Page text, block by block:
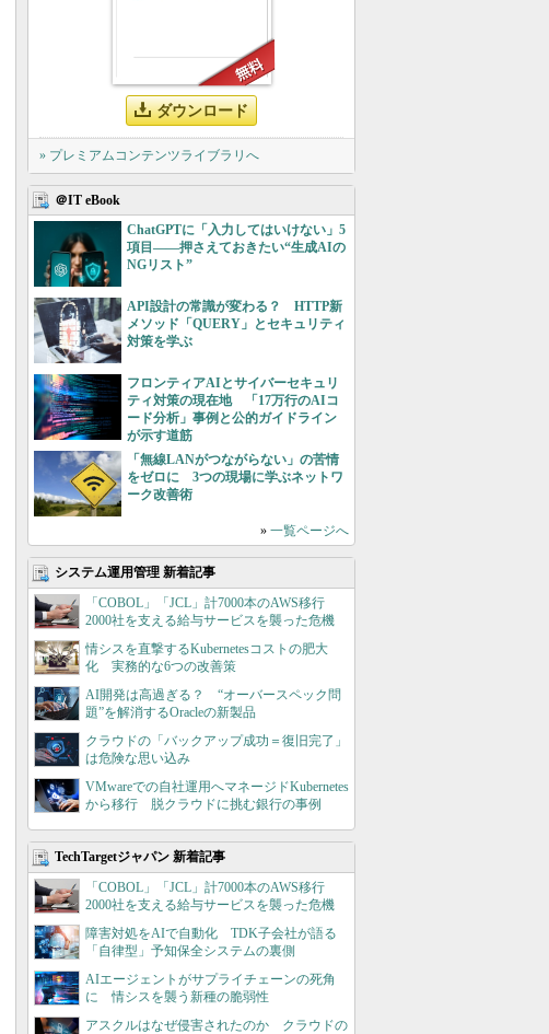
ダウンロード
» プレミアムコンテンツライブラリへ
＠IT eBook
ChatGPTに「入力してはいけない」5
項目――押さえておきたい“生成AIの
NGリスト”
API設計の常識が変わる？ HTTP新
メソッド「QUERY」とセキュリティ
対策を学ぶ
フロンティアAIとサイバーセキュリ
ティ対策の現在地 「17万行のAIコ
ード分析」事例と公的ガイドライン
が示す道筋
「無線LANがつながらない」の苦情
をゼロに 3つの現場に学ぶネットワ
ーク改善術
» 一覧ページへ
システム運用管理 新着記事
「COBOL」「JCL」計7000本のAWS移行
2000社を支える給与サービスを襲った危機
情シスを直撃するKubernetesコストの肥大
化 実務的な6つの改善策
AI開発は高過ぎる？ “オーバースペック問
題”を解消するOracleの新製品
クラウドの「バックアップ成功＝復旧完了」
は危険な思い込み
VMwareでの自社運用へマネージドKubernetes
から移行 脱クラウドに挑む銀行の事例
TechTargetジャパン 新着記事
「COBOL」「JCL」計7000本のAWS移行
2000社を支える給与サービスを襲った危機
障害対処をAIで自動化 TDK子会社が語る
「自律型」予知保全システムの裏側
AIエージェントがサプライチェーンの死角
に 情シスを襲う新種の脆弱性
アスクルはなぜ侵害されたのか クラウドの